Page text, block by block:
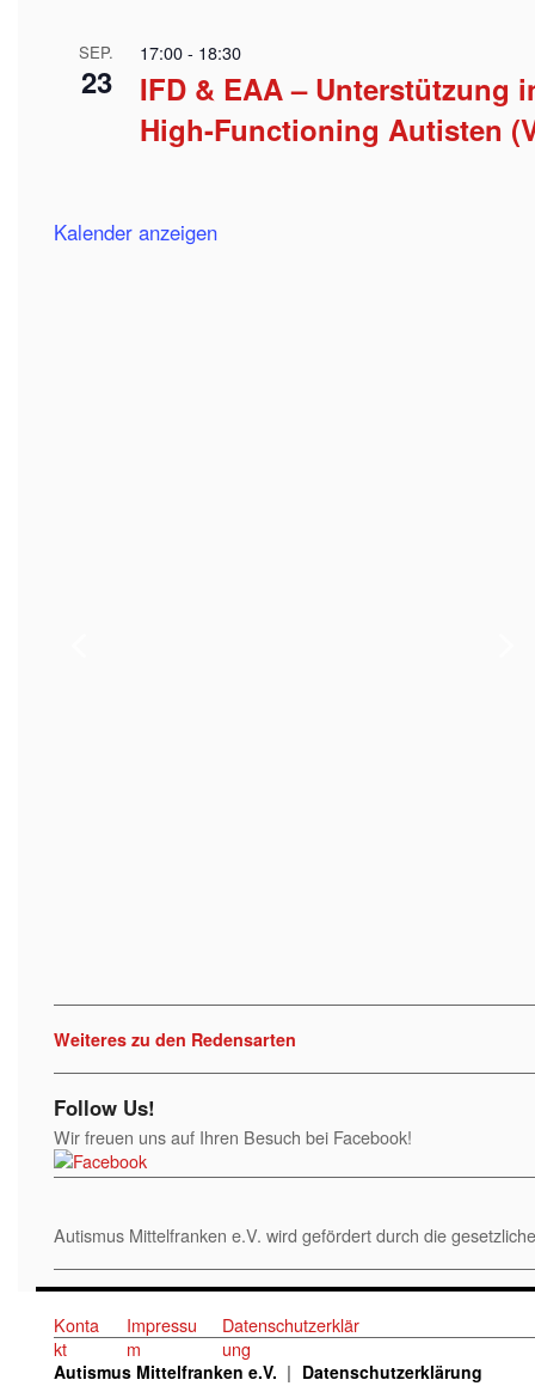
SEP.
23
17:00- 18:30
IFD & EAA –
High-Functioning Autisten
Kalender anzeigen
Weiteres zu den Redensarten
Follow Us!
Wir freuen uns auf Ihren Besuch bei Facebook!
Autismus Mittelfranken e.V. wird gefördert durch die
Konta
kt
Impressu
m
Datenschutzerklär
ung
Autismus Mittelfranken e.V. Datenschutzerklärung